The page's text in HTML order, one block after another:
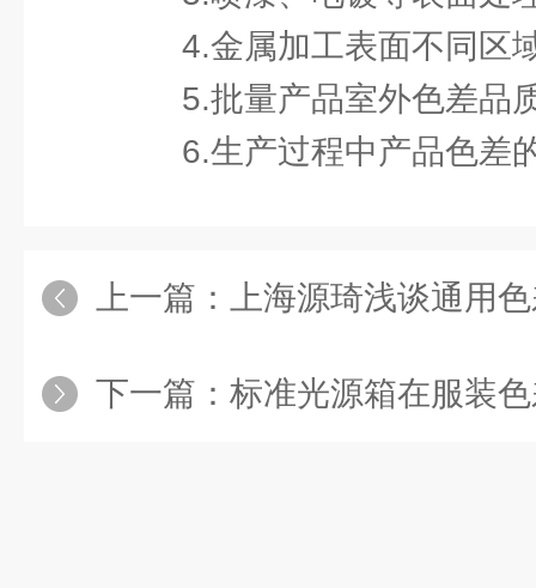
4.金属加工表面不同区
5.批量产品室外色差品
6.生产过程中产品色差
上一篇： 上海源琦浅谈通用
下一篇： 标准光源箱在服装